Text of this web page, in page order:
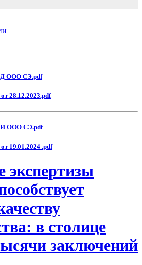
ООО СЭ.pdf
28.12.2023.pdf
ООО СЭ.pdf
19.01.2024 .pdf
экспертизы
в столице
заключений